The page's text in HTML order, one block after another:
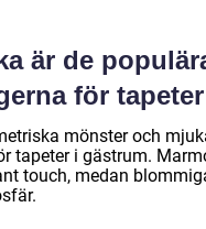
är de
för
mönster och
tapeter i gästrum.
touch, medan